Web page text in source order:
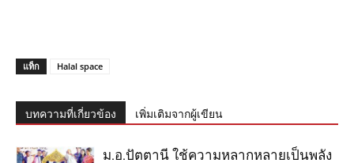
แท็ก Halal space
บทความที่เกี่ยวข้อง เพิ่มเติมจากผู้เขียน
ม.อ.ปัตตานี ใช้ความหลากหลายเป็นพลัง